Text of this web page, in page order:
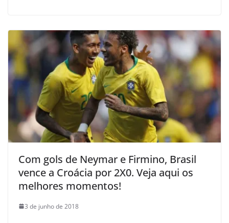
Com gols de Neymar e Firmino, Brasil
vence a Croácia por 2X0. Veja aqui os
melhores momentos!
3 de junho de 2018